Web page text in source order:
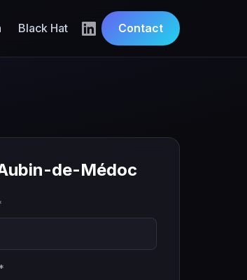
Black Hat Contact
de-Médoc